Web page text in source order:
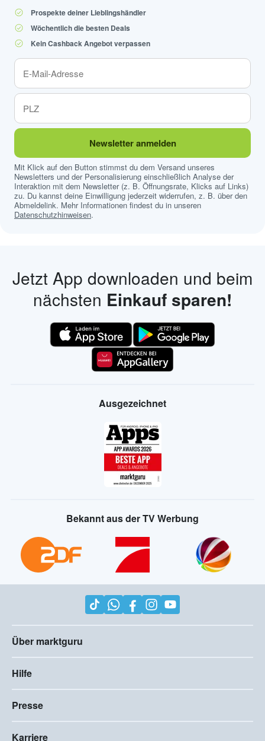
Prospekte deiner Lieblingshändler
Wöchentlich die besten Deals
Kein Cashback Angebot verpassen
Newsletter anmelden
Mit Klick auf den Button stimmst du dem Versand unseres
Newsletters und der Personalisierung einschließlich Analyse der
Interaktion mit dem Newsletter (z. B. Öffnungsrate, Klicks auf Links)
zu. Du kannst deine Einwilligung jederzeit widerrufen, z. B. über den
Abmeldelink. Mehr Informationen findest du in unseren
Datenschutzhinweisen.
Jetzt App downloaden und beim
nächsten Einkauf sparen!
Ausgezeichnet
Bekannt aus der TV Werbung
Über marktguru
Hilfe
Presse
Karriere